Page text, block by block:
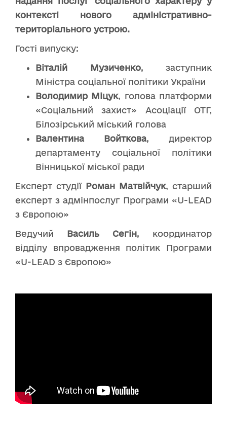
контексті нового адміністративно-
територіального устрою.
Гості випуску:
Віталій Музиченко, заступник
Міністра соціальної політики України
Володимир Міцук, голова платформи
«Соціальний захист» Асоціації ОТГ,
Білозірський міський голова
Валентина Войткова, директор
департаменту соціальної політики
Вінницької міської ради
Експерт студії Роман Матвійчук, старший
експерт з адмінпослуг Програми «U-LEAD
з Європою»
Ведучий Василь Сегін, координатор
відділу впровадження політик Програми
«U-LEAD з Європою»